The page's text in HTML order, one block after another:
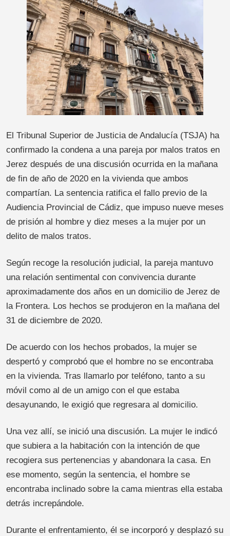
El Tribunal Superior de Justicia de Andalucía (TSJA) ha
confirmado la condena a una pareja por malos tratos en
Jerez después de una discusión ocurrida en la mañana
de fin de año de 2020 en la vivienda que ambos
compartían. La sentencia ratifica el fallo previo de la
Audiencia Provincial de Cádiz, que impuso nueve meses
de prisión al hombre y diez meses a la mujer por un
delito de malos tratos.
Según recoge la resolución judicial, la pareja mantuvo
una relación sentimental con convivencia durante
aproximadamente dos años en un domicilio de Jerez de
la Frontera. Los hechos se produjeron en la mañana del
31 de diciembre de 2020.
De acuerdo con los hechos probados, la mujer se
despertó y comprobó que el hombre no se encontraba
en la vivienda. Tras llamarlo por teléfono, tanto a su
móvil como al de un amigo con el que estaba
desayunando, le exigió que regresara al domicilio.
Una vez allí, se inició una discusión. La mujer le indicó
que subiera a la habitación con la intención de que
recogiera sus pertenencias y abandonara la casa. En
ese momento, según la sentencia, el hombre se
encontraba inclinado sobre la cama mientras ella estaba
detrás increpándole.
Durante el enfrentamiento, él se incorporó y desplazó su